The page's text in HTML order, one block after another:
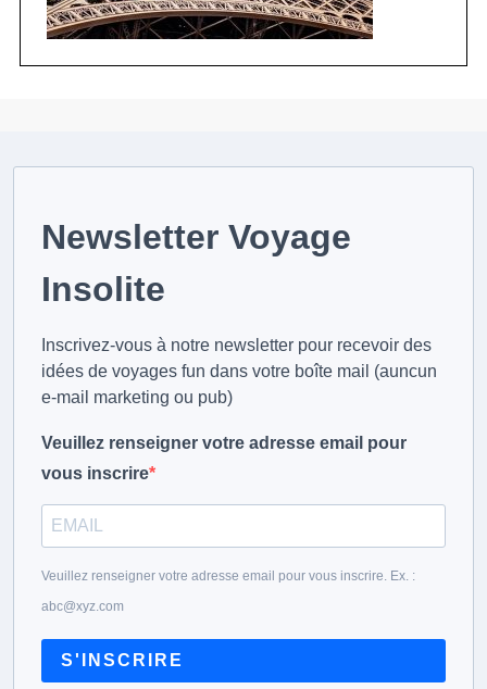
Newsletter Voyage
Insolite
Inscrivez-vous à notre newsletter pour recevoir des
idées de voyages fun dans votre boîte mail (auncun
e-mail marketing ou pub)
Veuillez renseigner votre adresse email pour
vous inscrire
Veuillez renseigner votre adresse email pour vous inscrire. Ex. :
abc@xyz.com
S'INSCRIRE